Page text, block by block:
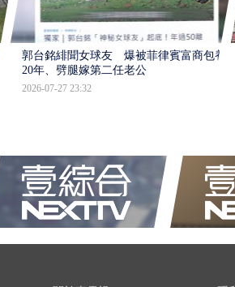
郭台銘緋聞女球友 爆被菲律賓富商包養
20年、劈腿嫁第二任老公
2026-07-27 23:32